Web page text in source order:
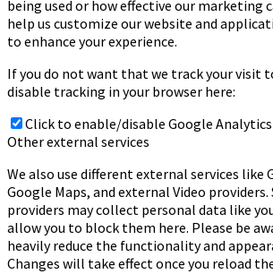
being used or how effective our marketing
help us customize our website and
to enhance your experience.
If you do not want that we track your visit
disable tracking in your browser here:
Click to enable/disable Google
Other external services
We also use different external services like
Google Maps, and external Video providers.
providers may collect personal data like
allow you to block them here. Please be
heavily reduce the functionality and
Changes will take effect once you reload